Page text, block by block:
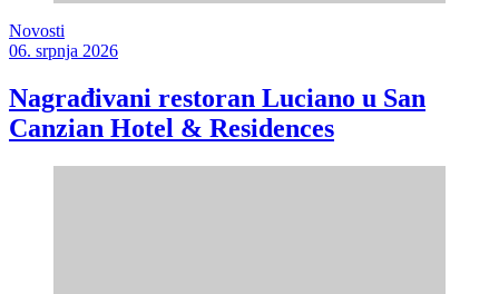
Novosti
06. srpnja 2026
Nagrađivani restoran Luciano u San
Canzian Hotel & Residences